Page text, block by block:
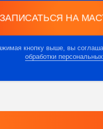
вы соглашаетесь с
политикой